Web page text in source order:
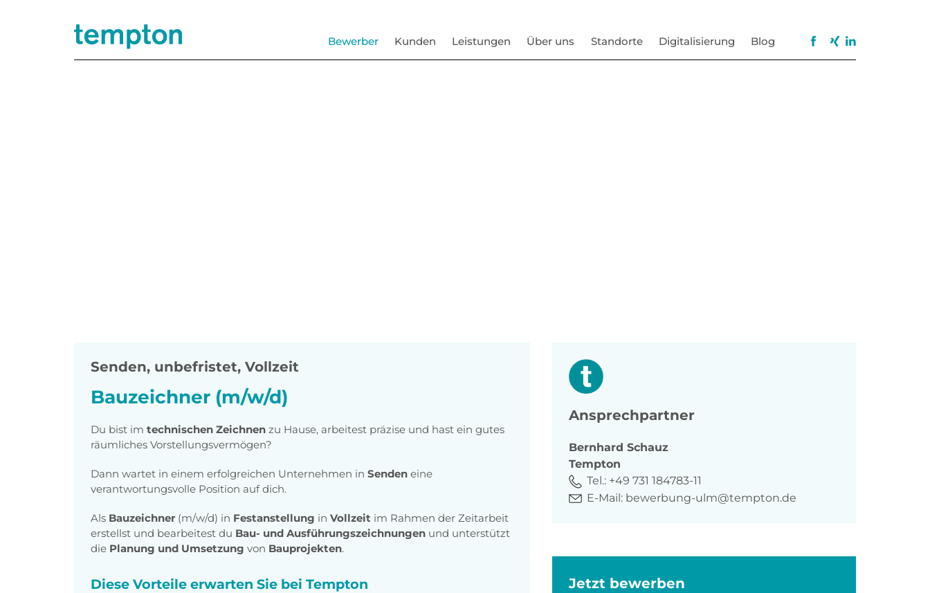
Bewerber Kunden Leistungen Über uns Standorte Digitalisierung Blog
Senden, unbefristet, Vollzeit
Bauzeichner (m/w/d)
Du bist im technischen Zeichnen zu Hause, arbeitest präzise und hast ein gutes
räumliches Vorstellungsvermögen?
Dann wartet in einem erfolgreichen Unternehmen in Senden eine
verantwortungsvolle Position auf dich.
Als Bauzeichner (m/w/d) in Festanstellung in Vollzeit im Rahmen der Zeitarbeit
erstellst und bearbeitest du Bau- und Ausführungszeichnungen und unterstützt
die Planung und Umsetzung von Bauprojekten.
Diese Vorteile erwarten Sie bei Tempton
Ansprechpartner
Bernhard Schauz
Tempton
Tel.: +49 731 184783-11
E-Mail: bewerbung-ulm@tempton.de
Jetzt bewerben